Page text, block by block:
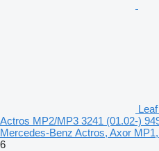
Actros MP2/MP3 3241 (01.02-)
Mercedes-Benz Actros, Axor
6